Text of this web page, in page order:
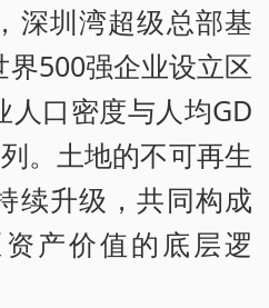
深圳湾超级总部基
500强企业设立区
人口密度与人均GD
。土地的不可再生
续升级，共同构成
产价值的底层逻